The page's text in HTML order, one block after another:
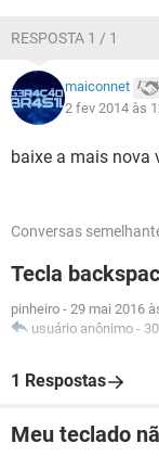
RESPOSTA 1 / 1
maiconnet
2 fev 2014 às
baixe a mais nova
Conversas
Tecla
pinheiro - 29 mai 2016
usuário anônimo -
1 Respostas
Meu teclado